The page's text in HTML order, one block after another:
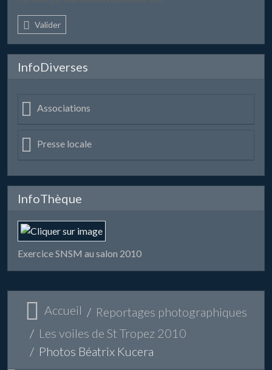
Valider
InfoDiverses
Associations
Presse locale
InfoThèque
Exercice SNSM au salon 2010
Accueil
Reportages photographiques
Les voiles de St Tropez 2010
Photos Béatrix Kucera